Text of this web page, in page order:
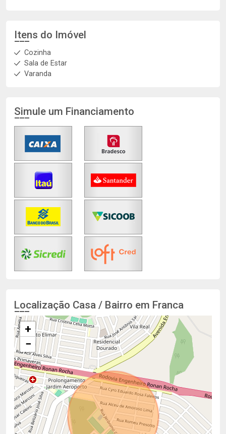
Itens do Imóvel
Cozinha
Sala de Estar
Varanda
Simule um Financiamento
Localização Casa / Bairro em Franca
+
−